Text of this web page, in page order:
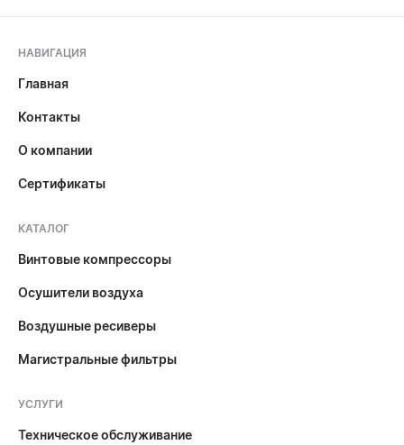
НАВИГАЦИЯ
Главная
Контакты
О компании
Сертификаты
КАТАЛОГ
Винтовые компрессоры
Осушители воздуха
Воздушные ресиверы
Магистральные фильтры
УСЛУГИ
Техническое обслуживание